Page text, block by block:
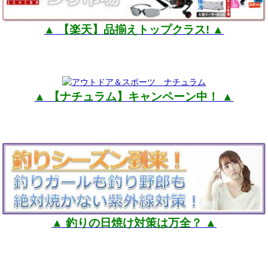
▲ 【楽天】品揃えトップクラス! ▲
▲ 【ナチュラム】キャンペーン中！ ▲
▲ 釣りの日焼け対策は万全？ ▲